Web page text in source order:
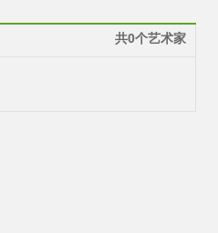
共0个艺术家